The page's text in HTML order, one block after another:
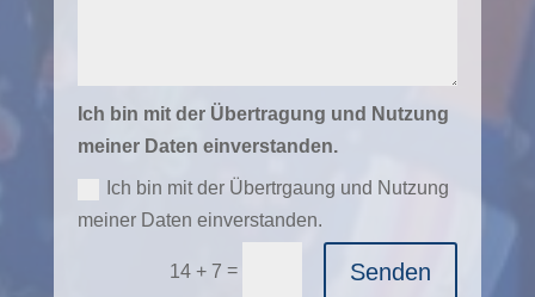
Ich bin mit der Übertragung und Nutzung
meiner Daten einverstanden.
Ich bin mit der Übertrgaung und Nutzung
meiner Daten einverstanden.
14 + 7 = Senden